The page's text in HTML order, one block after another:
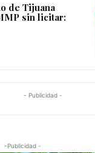
de Tijuana
sin licitar:
- Publicidad -
-Publicidad -